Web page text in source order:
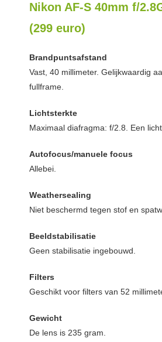
Nikon AF-S 40mm f/
(299 euro)
Brandpuntsafstand
Vast, 40 millimeter. Gelijkwaardig
fullframe.
Lichtsterkte
Maximaal diafragma: f/2.8. Een
Autofocus/manuele focus
Allebei.
Weathersealing
Niet beschermd tegen stof en
Beeldstabilisatie
Geen stabilisatie ingebouwd.
Filters
Geschikt voor filters van 52
Gewicht
De lens is 235 gram.